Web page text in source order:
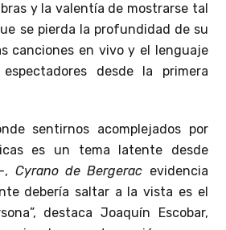
y la valentía de mostrarse tal
se pierda la profundidad de su
canciones en vivo y el lenguaje
desde la primera
sentirnos acomplejados por
es un tema latente desde
Cyrano de Bergerac evidencia
debería saltar a la vista es el
destaca Joaquín Escobar,